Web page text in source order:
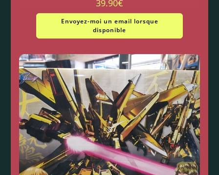
39.90€
Envoyez-moi un email lorsque
disponible